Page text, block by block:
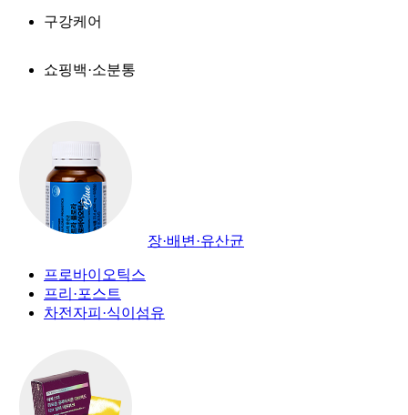
구강케어
쇼핑백·소분통
장·배변·유산균
프로바이오틱스
프리·포스트
차전자피·식이섬유